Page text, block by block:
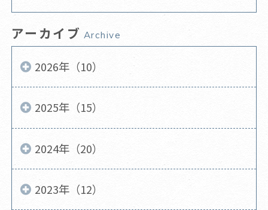
アーカイブ Archive
2026年（10）
2025年（15）
2024年（20）
2023年（12）